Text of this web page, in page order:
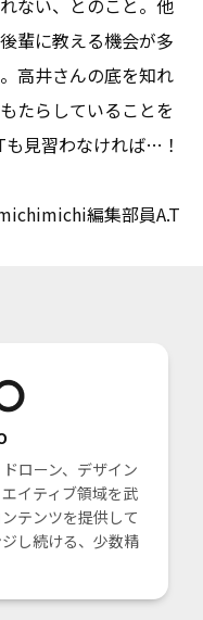
ない、とのこと。他
輩に教える機会が多
高井さんの底を知れ
たらしていることを
見習わなければ…！
編集部員A.T
ローン、デザイン
イティブ領域を武
テンツを提供して
し続ける、少数精